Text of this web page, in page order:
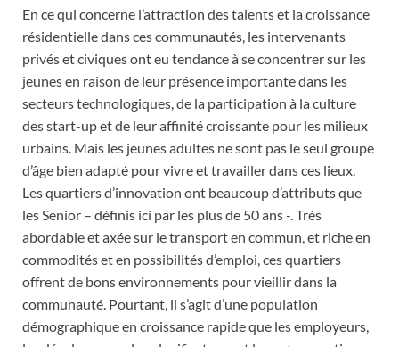
En ce qui concerne l’attraction des talents et la croissance
résidentielle dans ces communautés, les intervenants
privés et civiques ont eu tendance à se concentrer sur les
jeunes en raison de leur présence importante dans les
secteurs technologiques, de la participation à la culture
des start-up et de leur affinité croissante pour les milieux
urbains. Mais les jeunes adultes ne sont pas le seul groupe
d’âge bien adapté pour vivre et travailler dans ces lieux.
Les quartiers d’innovation ont beaucoup d’attributs que
les Senior – définis ici par les plus de 50 ans -. Très
abordable et axée sur le transport en commun, et riche en
commodités et en possibilités d’emploi, ces quartiers
offrent de bons environnements pour vieillir dans la
communauté. Pourtant, il s’agit d’une population
démographique en croissance rapide que les employeurs,